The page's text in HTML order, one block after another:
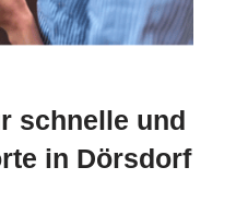
schnelle und
in Dörsdorf